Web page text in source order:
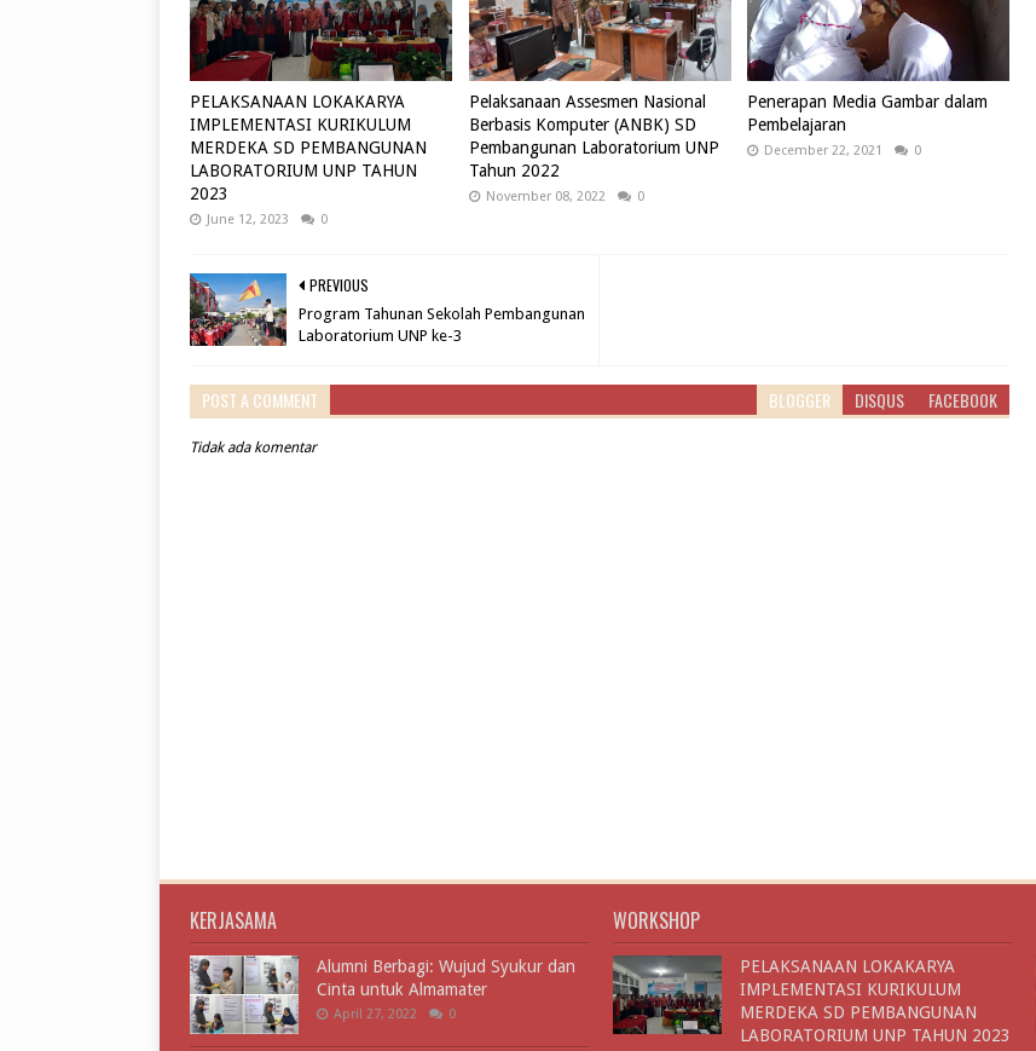
PELAKSANAAN LOKAKARYA
IMPLEMENTASI KURIKULUM
MERDEKA SD PEMBANGUNAN
LABORATORIUM UNP TAHUN
2023
June 12, 2023 0
Pelaksanaan Assesmen Nasional
Berbasis Komputer (ANBK) SD
Pembangunan Laboratorium UNP
Tahun 2022
November 08, 2022 0
Penerapan Media Gambar dalam
Pembelajaran
December 22, 2021 0
PREVIOUS
Program Tahunan Sekolah Pembangunan
Laboratorium UNP ke-3
POST A COMMENT BLOGGER DISQUS FACEBOOK
Tidak ada komentar
KERJASAMA
Alumni Berbagi: Wujud Syukur dan
Cinta untuk Almamater
April 27, 2022 0
WORKSHOP
PELAKSANAAN LOKAKARYA
IMPLEMENTASI KURIKULUM
MERDEKA SD PEMBANGUNAN
LABORATORIUM UNP TAHUN 2023